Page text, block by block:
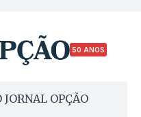
50 ANOS
OPÇÃO